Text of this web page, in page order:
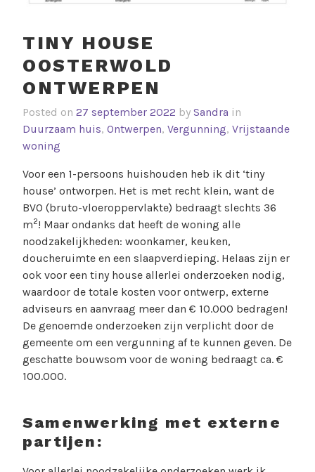
TINY HOUSE
OOSTERWOLD
ONTWERPEN
Posted on 27 september 2022 by Sandra in
Duurzaam huis, Ontwerpen, Vergunning, Vrijstaande
woning
Voor een 1-persoons huishouden heb ik dit ‘tiny
house’ ontworpen. Het is met recht klein, want de
BVO (bruto-vloeroppervlakte) bedraagt slechts 36
m2! Maar ondanks dat heeft de woning alle
noodzakelijkheden: woonkamer, keuken,
doucheruimte en een slaapverdieping. Helaas zijn er
ook voor een tiny house allerlei onderzoeken nodig,
waardoor de totale kosten voor ontwerp, externe
adviseurs en aanvraag meer dan € 10.000 bedragen!
De genoemde onderzoeken zijn verplicht door de
gemeente om een vergunning af te kunnen geven. De
geschatte bouwsom voor de woning bedraagt ca. €
100.000.
Samenwerking met externe
partijen: